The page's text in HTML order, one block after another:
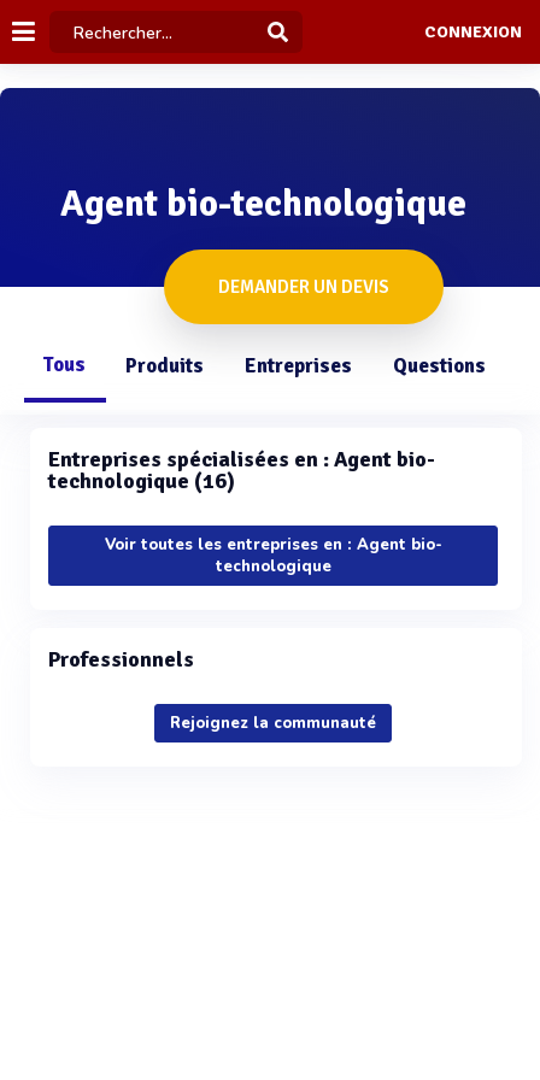
CONNEXION
Agent bio-technologique
DEMANDER UN DEVIS
Tous Produits Entreprises Questions
Entreprises spécialisées en : Agent bio-
technologique (16)
Voir toutes les entreprises en : Agent bio-
technologique
Professionnels
Rejoignez la communauté